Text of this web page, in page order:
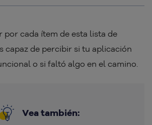
por cada ítem de esta lista de
capaz de percibir si tu aplicación
o si faltó algo en el camino.
Vea también: